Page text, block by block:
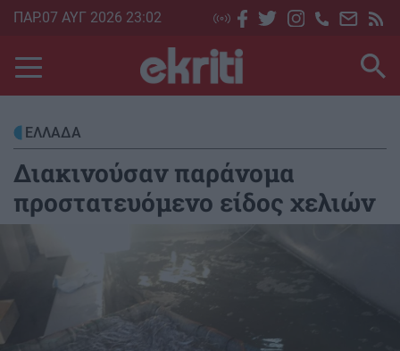
Skip
main
content
ΠΑΡ.07 ΑΥΓ 2026 23:02
ΕΛΛΑΔΑ
Διακινούσαν παράνομα
προστατευόμενο είδος χελιών